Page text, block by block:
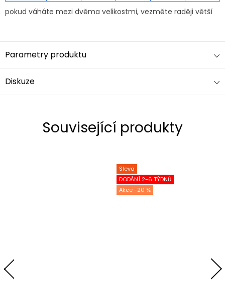
pokud váháte mezi dvěma velikostmi, vezměte raději větší
Parametry produktu
Diskuze
Související produkty
Sleva
DODÁNÍ 2-6 TÝDNŮ
-20 %